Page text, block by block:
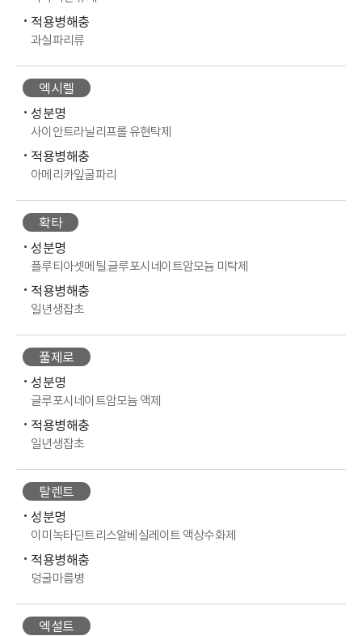
적용병해충
과실파리류
엑시렐
성분명
사이안트라닐리프롤 유현탁제
적용병해충
아메리카잎굴파리
확타
성분명
플루티아셋메틸.글루포시네이트암모늄 미탁제
적용병해충
일년생잡초
풀제로
성분명
글루포시네이트암모늄 액제
적용병해충
일년생잡초
탈렌트
성분명
이미녹타딘트리스알베실레이트 액상수화제
적용병해충
덩굴마름병
엑설트